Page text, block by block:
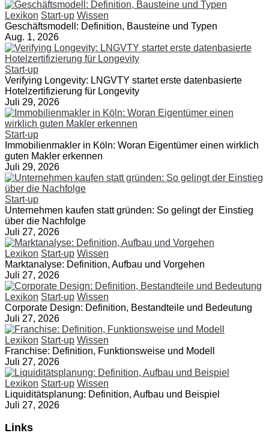
Lexikon Start-up Wissen
Geschäftsmodell: Definition, Bausteine und Typen
Aug. 1, 2026
Start-up
Verifying Longevity: LNGVTY startet erste datenbasierte
Hotelzertifizierung für Longevity
Juli 29, 2026
Start-up
Immobilienmakler in Köln: Woran Eigentümer einen wirklich
guten Makler erkennen
Juli 29, 2026
Start-up
Unternehmen kaufen statt gründen: So gelingt der Einstieg
über die Nachfolge
Juli 27, 2026
Lexikon Start-up Wissen
Marktanalyse: Definition, Aufbau und Vorgehen
Juli 27, 2026
Lexikon Start-up Wissen
Corporate Design: Definition, Bestandteile und Bedeutung
Juli 27, 2026
Lexikon Start-up Wissen
Franchise: Definition, Funktionsweise und Modell
Juli 27, 2026
Lexikon Start-up Wissen
Liquiditätsplanung: Definition, Aufbau und Beispiel
Juli 27, 2026
Links